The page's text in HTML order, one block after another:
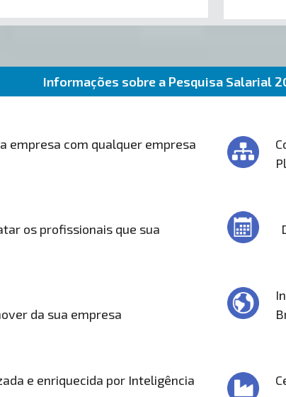
Informações sobre a Pesquisa Salarial
empresa com qualquer empresa
os profissionais que sua
da sua empresa
e enriquecida por Inteligência